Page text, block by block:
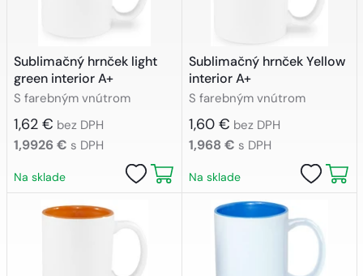
Sublimačný hrnček light
green interior A+
S farebným vnútrom
1,62 € bez DPH
1,9926 € s DPH
Na sklade
Sublimačný hrnček Yellow
interior A+
S farebným vnútrom
1,60 € bez DPH
1,968 € s DPH
Na sklade